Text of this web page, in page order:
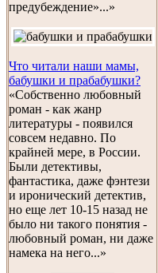
предубеждение»...»
Что читали наши мамы,
бабушки и прабабушки?
«Собственно любовный
роман - как жанр
литературы - появился
совсем недавно. По
крайней мере, в России.
Были детективы,
фантастика, даже фэнтези
и иронический детектив,
но еще лет 10-15 назад не
было ни такого понятия -
любовный роман, ни даже
намека на него...»